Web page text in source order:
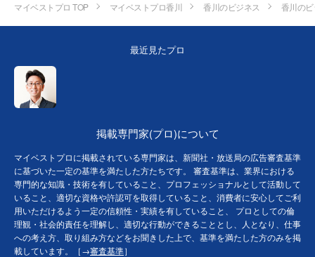
マイベストプロ TOP マイベストプロ香川 香川のビジネス 香川の
最近見たプロ
掲載専門家(プロ)について
マイベストプロに掲載されている専門家は、新聞社・放送局の広告審査基準
に基づいた一定の基準を満たした方たちです。 審査基準は、業界における
専門的な知識・技術を有していること、プロフェッショナルとして活動して
いること、適切な資格や許認可を取得していること、消費者に安心してご利
用いただけるよう一定の信頼性・実績を有していること、 プロとしての倫
理観・社会的責任を理解し、適切な行動ができることとし、人となり、仕事
への考え方、取り組み方などをお聞きした上で、基準を満たした方のみを掲
載しています。［→審査基準］